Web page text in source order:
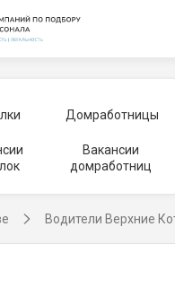
Домработницы
Вакансии
домработниц
Водители Верхние